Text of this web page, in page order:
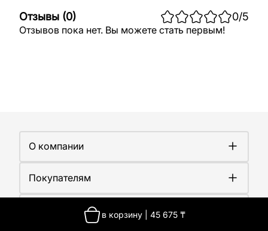
в корзину 45 675 ₸
Отзывы (0) 0/5
Отзывов пока нет. Вы можете стать первым!
О компании
Работа у нас
Сертификаты
Покупателям
Доставка